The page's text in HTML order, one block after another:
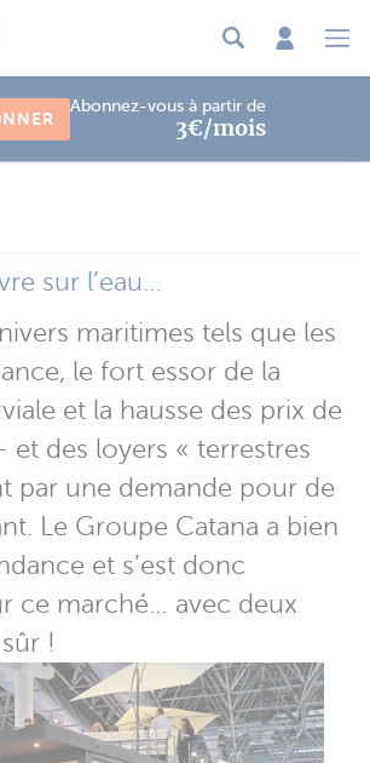
Abonnez-vous à partir de
3€/mois
sur l’eau…
maritimes tels que les
le fort essor de la
et la hausse des prix de
et des loyers « terrestres
par une demande pour de
Le Groupe Catana a bien
et s’est donc
ce marché… avec deux
!